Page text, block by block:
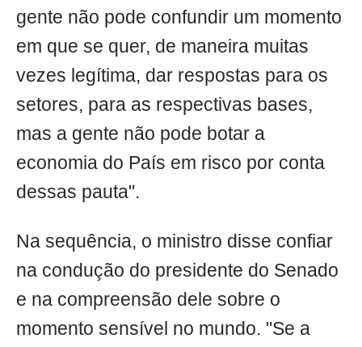
gente não pode confundir um momento
em que se quer, de maneira muitas
vezes legítima, dar respostas para os
setores, para as respectivas bases,
mas a gente não pode botar a
economia do País em risco por conta
dessas pauta".
Na sequência, o ministro disse confiar
na condução do presidente do Senado
e na compreensão dele sobre o
momento sensível no mundo. "Se a